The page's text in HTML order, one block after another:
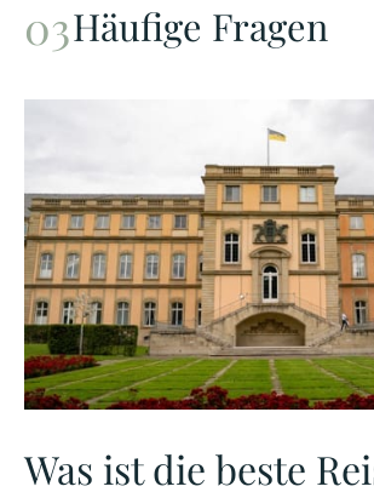
Häufige Fragen
Was ist die beste